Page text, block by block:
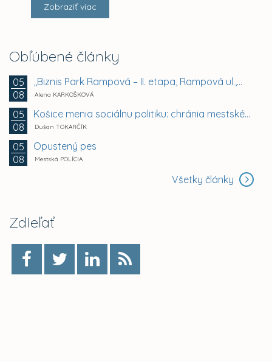
Zobraziť viac
Obľúbené články
05
08
,,Biznis Park Rampová – II. etapa, Rampová ul.,...
Alena KARKOŠKOVÁ
05
08
Košice menia sociálnu politiku: chránia mestské byty...
Dušan TOKARČÍK
05
08
Opustený pes
Mestská POLÍCIA
Všetky články
Zdieľať